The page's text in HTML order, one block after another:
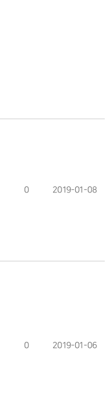
0 2019-01-08
0 2019-01-06